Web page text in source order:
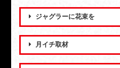
ジャグラーに花束を
月イチ取材